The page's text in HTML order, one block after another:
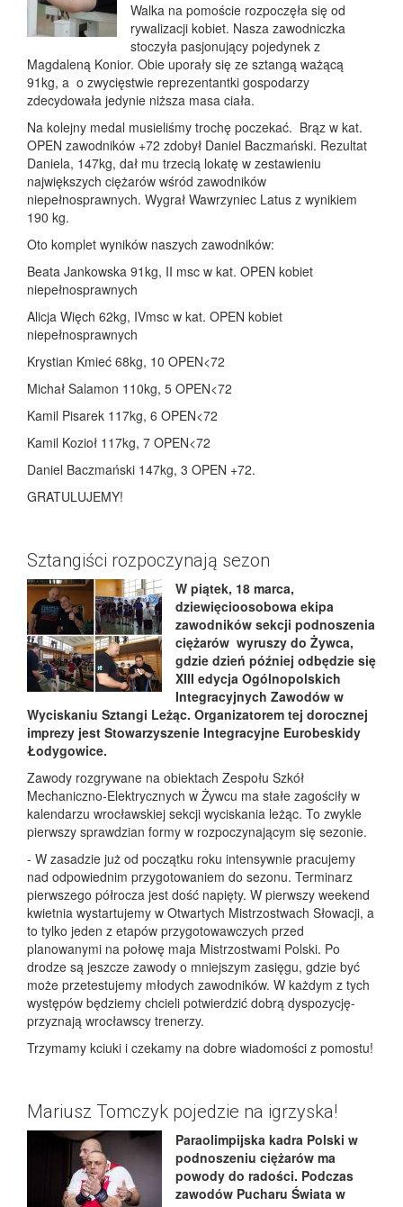
Walka na pomoście rozpoczęła się od
rywalizacji kobiet. Nasza zawodniczka
stoczyła pasjonujący pojedynek z
Magdaleną Konior. Obie uporały się ze sztangą ważącą
91kg, a o zwycięstwie reprezentantki gospodarzy
zdecydowała jedynie niższa masa ciała.
Na kolejny medal musieliśmy trochę poczekać. Brąz w kat.
OPEN zawodników +72 zdobył Daniel Baczmański. Rezultat
Daniela, 147kg, dał mu trzecią lokatę w zestawieniu
największych ciężarów wśród zawodników
niepełnosprawnych. Wygrał Wawrzyniec Latus z wynikiem
190 kg.
Oto komplet wyników naszych zawodników:
Beata Jankowska 91kg, II msc w kat. OPEN kobiet
niepełnosprawnych
Alicja Więch 62kg, IVmsc w kat. OPEN kobiet
niepełnosprawnych
Krystian Kmieć 68kg, 10 OPEN<72
Michał Salamon 110kg, 5 OPEN<72
Kamil Pisarek 117kg, 6 OPEN<72
Kamil Kozioł 117kg, 7 OPEN<72
Daniel Baczmański 147kg, 3 OPEN +72.
GRATULUJEMY!
Sztangiści rozpoczynają sezon
W piątek, 18 marca,
dziewięcioosobowa ekipa
zawodników sekcji podnoszenia
ciężarów wyruszy do Żywca,
gdzie dzień później odbędzie się
XIII edycja Ogólnopolskich
Integracyjnych Zawodów w
Wyciskaniu Sztangi Leżąc. Organizatorem tej dorocznej
imprezy jest Stowarzyszenie Integracyjne Eurobeskidy
Łodygowice.
Zawody rozgrywane na obiektach Zespołu Szkół
Mechaniczno-Elektrycznych w Żywcu ma stałe zagościły w
kalendarzu wrocławskiej sekcji wyciskania leżąc. To zwykle
pierwszy sprawdzian formy w rozpoczynającym się sezonie.
- W zasadzie już od początku roku intensywnie pracujemy
nad odpowiednim przygotowaniem do sezonu. Terminarz
pierwszego półrocza jest dość napięty. W pierwszy weekend
kwietnia wystartujemy w Otwartych Mistrzostwach Słowacji, a
to tylko jeden z etapów przygotowawczych przed
planowanymi na połowę maja Mistrzostwami Polski. Po
drodze są jeszcze zawody o mniejszym zasięgu, gdzie być
może przetestujemy młodych zawodników. W każdym z tych
występów będziemy chcieli potwierdzić dobrą dyspozycję-
przyznają wrocławscy trenerzy.
Trzymamy kciuki i czekamy na dobre wiadomości z pomostu!
Mariusz Tomczyk pojedzie na igrzyska!
Paraolimpijska kadra Polski w
podnoszeniu ciężarów ma
powody do radości. Podczas
zawodów Pucharu Świata w